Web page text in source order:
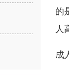
的
人
成